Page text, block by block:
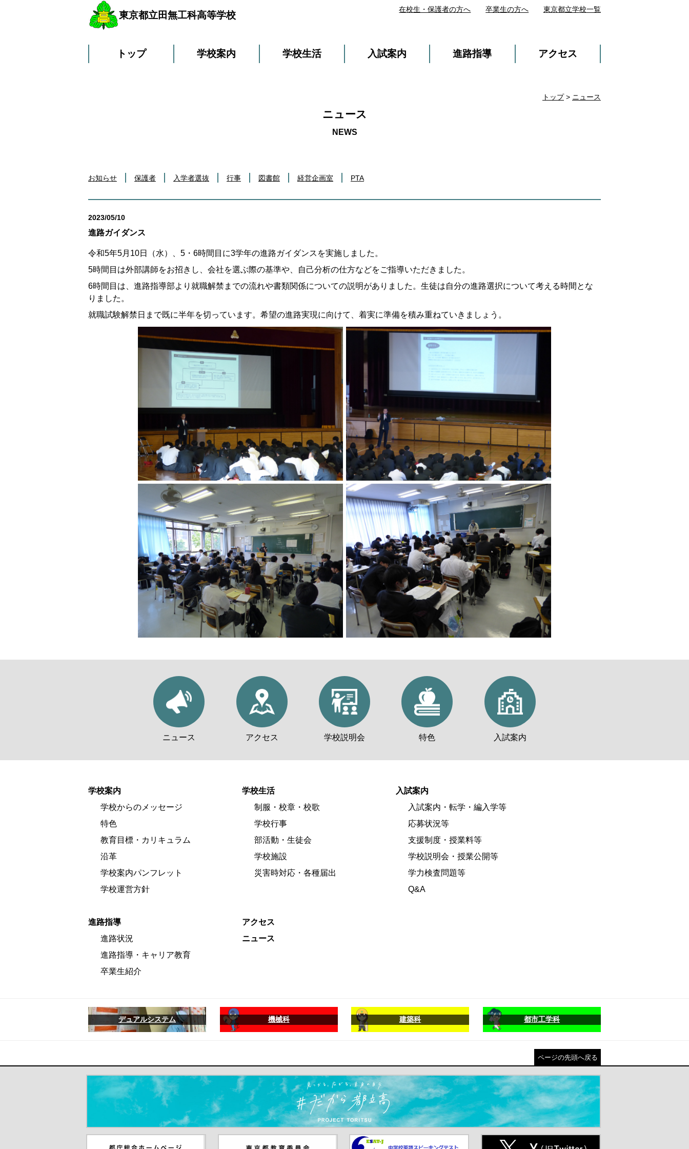
東京都立田無工科高等学校
トップ 学校案内 学校生活 入試案内 進路指導 アクセス
在校生・保護者の方へ 卒業生の方へ 東京都立学校一覧
トップ> ニュース
ニュース
お知らせ 保護者 入学者選抜 行事 図書館 経営企画室 PTA
2023/05/10
進路ガイダンス
令和5年5月10日（水）、5・6時間目に3学年の進路ガイダンスを実施しました。
5時間目は外部講師をお招きし、会社を選ぶ際の基準や、自己分析の仕方などをご指導いただきました。
6時間目は、進路指導部より就職解禁までの流れや書類関係についての説明がありました。生徒は自分の進路選択について考える時間とな
りました。
就職試験解禁日まで既に半年を切っています。希望の進路実現に向けて、着実に準備を積み重ねていきましょう。
ニュース アクセス 学校説明会 特色 入試案内
学校案内
学校からのメッセージ
特色
教育目標・カリキュラム
沿革
学校案内パンフレット
学校運営方針
学校生活
制服・校章・校歌
学校行事
部活動・生徒会
学校施設
災害時対応・各種届出
入試案内
入試案内・転学・編入学等
応募状況等
支援制度・授業料等
学校説明会・授業公開等
学力検査問題等
Q&A
進路指導
進路状況
進路指導・キャリア教育
卒業生紹介
アクセス
ニュース
デュアルシステム 機械科 建築科 都市工学科
ページの先頭へ戻る
＃だから都立高（別ウインドウが開きます）
中学校英語スピーキングテスト X(旧Twitter)（別ウインドウが開